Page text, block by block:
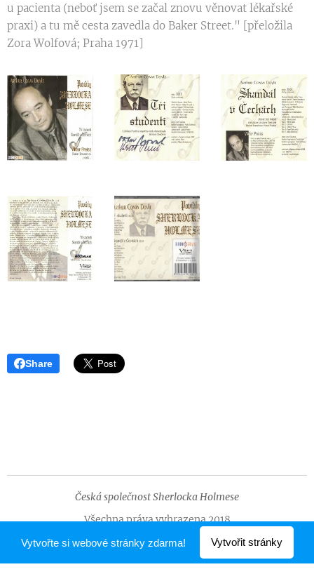
u pacienta (neboť jsem se začal znovu věnovat lékařské
praxi) a tu mě cesta zavedla do Baker Street." [přeložila
Zora Wolfová; Praha 1971]
Share
Česká společnost Sherlocka Holmese
Všechna práva vyhrazena 2018
Vytvořeno službouWebnode
Vytvořte si webové stránky zdarma! Vytvořit stránky